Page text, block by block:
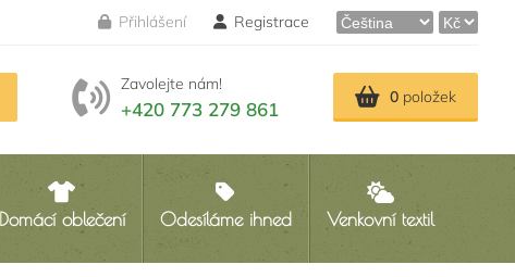
Přihlášení Registrace
0 položek
Zavolejte nám!
+420 773 279 861
Domácí oblečení Odesíláme ihned Venkovní textil